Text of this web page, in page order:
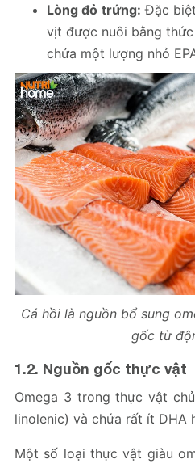
Lòng đỏ trứng: Đặc
vịt được nuôi bằng
chứa một lượng nhỏ
Cá hồi là nguồn bổ sung
gốc từ
1.2. Nguồn gốc thực vật
Omega 3 trong thực vật
linolenic) và chứa rất ít DHA
Một số loại thực vật giàu